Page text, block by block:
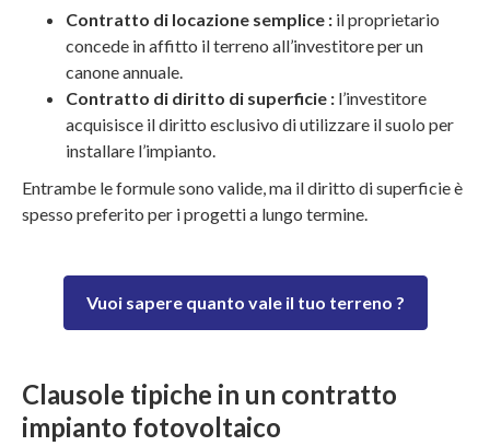
Contratto di locazione semplice : il proprietario
concede in affitto il terreno all’investitore per un
canone annuale.
Contratto di diritto di superficie : l’investitore
acquisisce il diritto esclusivo di utilizzare il suolo per
installare l’impianto.
Entrambe le formule sono valide, ma il diritto di superficie è
spesso preferito per i progetti a lungo termine.
Vuoi sapere quanto vale il tuo terreno ?
Clausole tipiche in un contratto
impianto fotovoltaico